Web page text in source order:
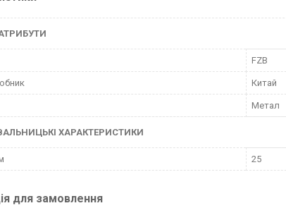
FZB
Китай
Метал
ХАРАКТЕРИСТИКИ
25
для замовлення